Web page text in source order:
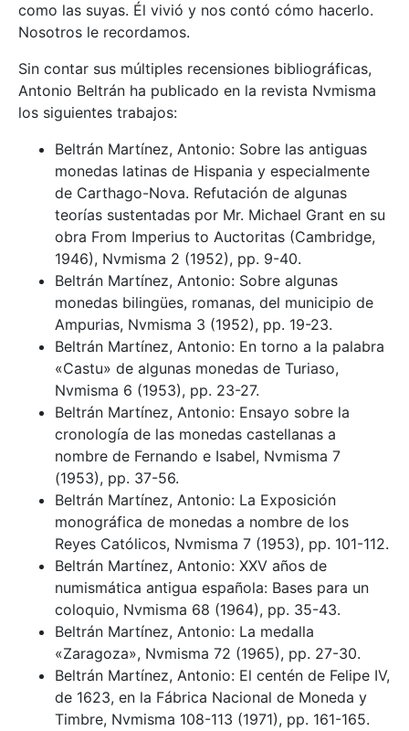
como las suyas. Él vivió y nos contó cómo hacerlo.
Nosotros le recordamos.
Sin contar sus múltiples recensiones bibliográficas,
Antonio Beltrán ha publicado en la revista Nvmisma
los siguientes trabajos:
Beltrán Martínez, Antonio: Sobre las antiguas
monedas latinas de Hispania y especialmente
de Carthago-Nova. Refutación de algunas
teorías sustentadas por Mr. Michael Grant en su
obra From Imperius to Auctoritas (Cambridge,
1946), Nvmisma 2 (1952), pp. 9-40.
Beltrán Martínez, Antonio: Sobre algunas
monedas bilingües, romanas, del municipio de
Ampurias, Nvmisma 3 (1952), pp. 19-23.
Beltrán Martínez, Antonio: En torno a la palabra
«Castu» de algunas monedas de Turiaso,
Nvmisma 6 (1953), pp. 23-27.
Beltrán Martínez, Antonio: Ensayo sobre la
cronología de las monedas castellanas a
nombre de Fernando e Isabel, Nvmisma 7
(1953), pp. 37-56.
Beltrán Martínez, Antonio: La Exposición
monográfica de monedas a nombre de los
Reyes Católicos, Nvmisma 7 (1953), pp. 101-112.
Beltrán Martínez, Antonio: XXV años de
numismática antigua española: Bases para un
coloquio, Nvmisma 68 (1964), pp. 35-43.
Beltrán Martínez, Antonio: La medalla
«Zaragoza», Nvmisma 72 (1965), pp. 27-30.
Beltrán Martínez, Antonio: El centén de Felipe IV,
de 1623, en la Fábrica Nacional de Moneda y
Timbre, Nvmisma 108-113 (1971), pp. 161-165.